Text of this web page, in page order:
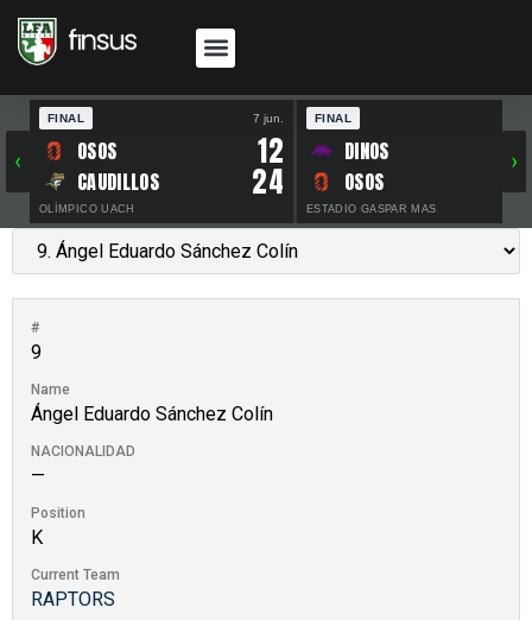
‹
FINAL 7 jun.
OSOS 12
CAUDILLOS 24
OLÍMPICO UACH
FINAL
DINOS
OSOS
ESTADIO GASPAR MAS
›
#
9
Name
Ángel Eduardo Sánchez Colín
NACIONALIDAD
—
Position
K
Current Team
RAPTORS